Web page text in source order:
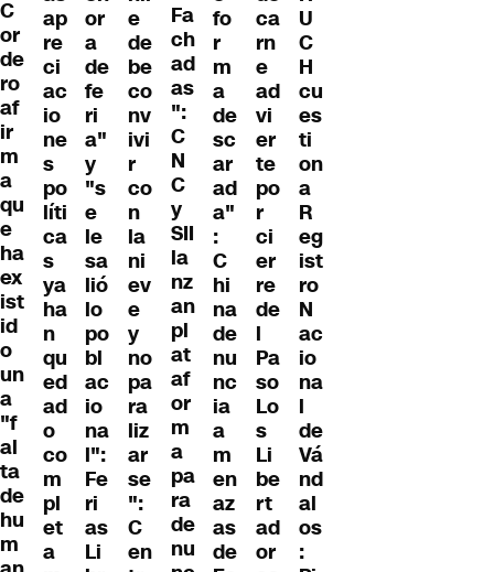
C
or
de
ro
af
ir
m
a
qu
e
ha
ex
ist
id
o
un
a
"f
al
ta
de
hu
m
ap
re
ci
ac
io
ne
s
po
líti
ca
s
ya
ha
n
qu
ed
ad
o
co
m
pl
et
a
or
a
de
fe
ri
a"
y
"s
e
le
sa
lió
lo
po
bl
ac
io
na
l":
Fe
ri
as
Li
e
de
be
co
nv
ivi
r
co
n
la
ni
ev
e
y
no
pa
ra
liz
ar
se
":
C
en
Fa
ch
ad
as
":
C
N
C
y
SII
la
nz
an
pl
at
af
or
m
a
pa
ra
de
nu
fo
r
m
a
de
sc
ar
ad
a"
:
C
hi
na
de
nu
nc
ia
a
m
en
az
as
de
ca
rn
e
ad
vi
er
te
po
r
ci
er
re
de
l
Pa
so
Lo
s
Li
be
rt
ad
or
U
C
H
cu
es
ti
on
a
R
eg
ist
ro
N
ac
io
na
l
de
Vá
nd
al
os
: